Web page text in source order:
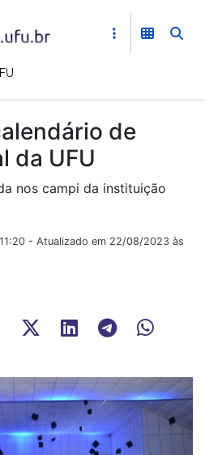
de
da UFU
nos campi da instituição
- Atualizado em 22/08/2023 às